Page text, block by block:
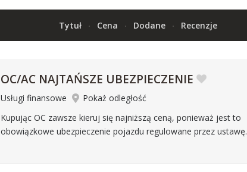
Tytuł Cena Dodane Recenzje
OC/AC NAJTAŃSZE UBEZPIECZENIE
Usługi finansowe
Pokaż odległość
Kupując OC zawsze kieruj się najniższą ceną, ponieważ jest to
obowiązkowe ubezpieczenie pojazdu regulowane przez ustawę.